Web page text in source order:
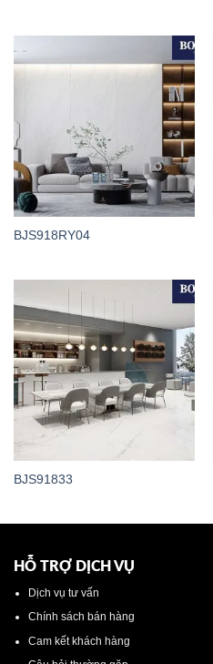
BJS918RY04
BJS91833
HỖ TRỢ DỊCH VỤ
Dịch vụ tư vấn
Chính sách bán hàng
Cam kết khách hàng